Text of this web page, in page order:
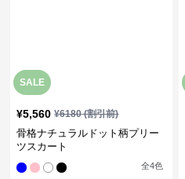
SALE
¥5,560 ¥6180(割引前)
骨格ナチュラルドット柄プリー
ツスカート
全4色